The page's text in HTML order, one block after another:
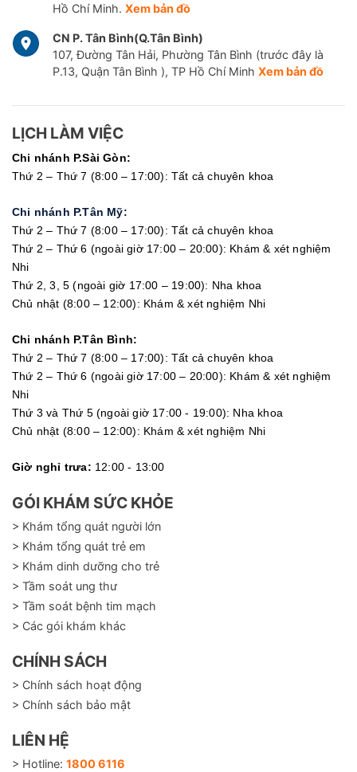
Hồ Chí Minh. Xem bản đồ
CN P. Tân Bình(Q.Tân Bình)
107, Đường Tân Hải, Phường Tân Bình (trước đây là
P.13, Quận Tân Bình ), TP Hồ Chí Minh Xem bản đồ
LỊCH LÀM VIỆC
Chi nhánh P.Sài Gòn:
Thứ 2 – Thứ 7 (8:00 – 17:00): Tất cả chuyên khoa
Chi nhánh P.Tân Mỹ:
Thứ 2 – Thứ 7 (8:00 – 17:00): Tất cả chuyên khoa
Thứ 2 – Thứ 6 (ngoài giờ 17:00 – 20:00): Khám & xét nghiệm
Nhi
Thứ 2, 3, 5 (ngoài giờ 17:00 – 19:00): Nha khoa
Chủ nhật (8:00 – 12:00): Khám & xét nghiệm Nhi
Chi nhánh P.Tân Bình:
Thứ 2 – Thứ 7 (8:00 – 17:00): Tất cả chuyên khoa
Thứ 2 – Thứ 6 (ngoài giờ 17:00 – 20:00): Khám & xét nghiệm
Nhi
Thứ 3 và Thứ 5 (ngoài giờ 17:00 - 19:00): Nha khoa
Chủ nhật (8:00 – 12:00): Khám & xét nghiệm Nhi
Giờ nghỉ trưa: 12:00 - 13:00
GÓI KHÁM SỨC KHỎE
> Khám tổng quát người lớn
> Khám tổng quát trẻ em
> Khám dinh dưỡng cho trẻ
> Tầm soát ung thư
> Tầm soát bệnh tim mạch
> Các gói khám khác
CHÍNH SÁCH
> Chính sách hoạt động
> Chính sách bảo mật
LIÊN HỆ
> Hotline: 1800 6116